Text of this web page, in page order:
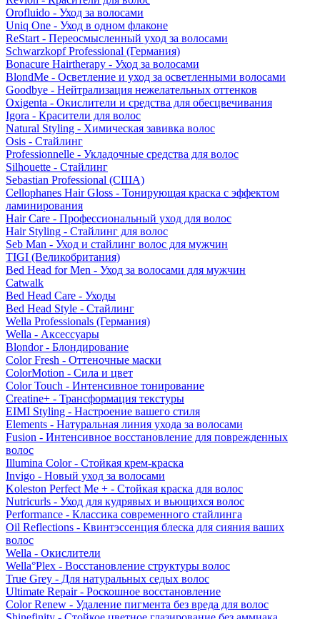
Orofluido - Уход за волосами
Uniq One - Уход в одном флаконе
ReStart - Переосмысленный уход за волосами
Schwarzkopf Professional (Германия)
Bonacure Hairtherapy - Уход за волосами
BlondMe - Осветление и уход за осветленными волосами
Goodbye - Нейтрализация нежелательных оттенков
Oxigenta - Окислители и средства для обесцвечивания
Igora - Красители для волос
Natural Styling - Химическая завивка волос
Osis - Стайлинг
Professionnelle - Укладочные средства для волос
Silhouette - Стайлинг
Sebastian Professional (США)
Cellophanes Hair Gloss - Тонирующая краска с эффектом
ламинирования
Hair Care - Профессиональный уход для волос
Hair Styling - Стайлинг для волос
Seb Man - Уход и стайлинг волос для мужчин
TIGI (Великобритания)
Bed Head for Men - Уход за волосами для мужчин
Catwalk
Bed Head Care - Уходы
Bed Head Style - Стайлинг
Wella Professionals (Германия)
Wella - Аксессуары
Blondor - Блондирование
Color Fresh - Оттеночные маски
ColorMotion - Сила и цвет
Color Touch - Интенсивное тонирование
Creatine+ - Трансформация текстуры
EIMI Styling - Настроение вашего стиля
Elements - Натуральная линия ухода за волосами
Fusion - Интенсивное восстановление для поврежденных
волос
Illumina Color - Стойкая крем-краска
Invigo - Новый уход за волосами
Koleston Perfect Me + - Стойкая краска для волос
Nutricurls - Уход для кудрявых и вьющихся волос
Performance - Классика современного стайлинга
Oil Reflections - Квинтэссенция блеска для сияния ваших
волос
Wella - Окислители
Wella°Plex - Восстановление структуры волос
True Grey - Для натуральных седых волос
Ultimate Repair - Роскошное восстановление
Color Renew - Удаление пигмента без вреда для волос